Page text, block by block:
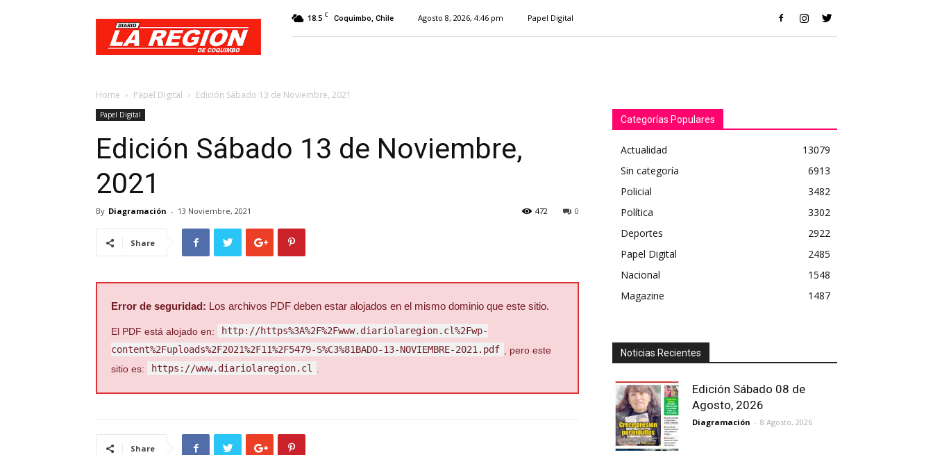
Diario
Región
18.5 C Coquimbo, Chile Agosto 8, 2026, 4:46 pm Papel Digital
Home Papel Digital Edición Sábado 13 de Noviembre, 2021
Papel Digital
Edición Sábado 13 de Noviembre,
2021
By Diagramación - 13 Noviembre, 2021 0
472
Share
Error de seguridad: Los archivos PDF deben estar alojados en el mismo dominio que este sitio.
El PDF está alojado en:
http://https%3A%2F%2Fwww.diariolaregion.cl%2Fwp-
content%2Fuploads%2F2021%2F11%2F5479-S%C3%81BADO-13-NOVIEMBRE-2021.pdf , pero este
sitio es:
https://www.diariolaregion.cl .
Share
Categorías Populares
Actualidad
13079
Sin categoría
6913
Policial
3482
Política
3302
Deportes
2922
Papel Digital
2485
Nacional
1548
Magazine
1487
Noticias Recientes
Edición Sábado 08 de
Agosto, 2026
Diagramación - 8 Agosto, 2026